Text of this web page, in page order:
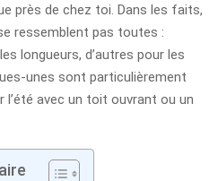
près de chez toi. Dans les faits,
ressemblent pas toutes :
longueurs, d’autres pour les
unes sont particulièrement
avec un toit ouvrant ou un